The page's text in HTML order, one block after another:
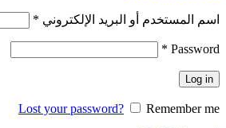
اسم المستخدم أو البريد الإلكتروني *
Password
*
Log in
Lost your password?
Remember me